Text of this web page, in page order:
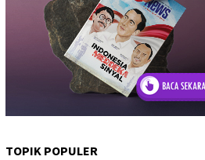
TOPIK POPULER